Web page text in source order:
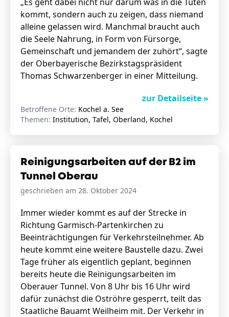
kommt, sondern auch zu zeigen, dass niemand
alleine gelassen wird. Manchmal braucht auch
die Seele Nahrung, in Form von Fürsorge,
Gemeinschaft und jemandem der zuhört“, sagte
der Oberbayerische Bezirkstagspräsident
Thomas Schwarzenberger in einer Mitteilung.
zur Detailseite »
Betroffene Orte: Kochel a. See
Themen: Institution, Tafel, Oberland, Kochel
Reinigungsarbeiten auf der B2 im
Tunnel Oberau
geschrieben am 28. Oktober 2024
Immer wieder kommt es auf der Strecke in
Richtung Garmisch-Partenkirchen zu
Beeinträchtigungen für Verkehrsteilnehmer. Ab
heute kommt eine weitere Baustelle dazu. Zwei
Tage früher als eigentlich geplant, beginnen
bereits heute die Reinigungsarbeiten im
Oberauer Tunnel. Von 8 Uhr bis 16 Uhr wird
dafür zunächst die Oströhre gesperrt, teilt das
Staatliche Bauamt Weilheim mit. Der Verkehr in